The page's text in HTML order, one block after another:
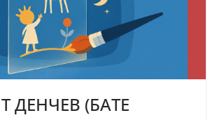
ДЕНЧЕВ (БАТЕ